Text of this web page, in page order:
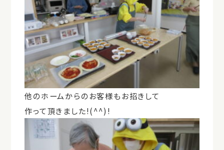
他のホームからのお客様もお招きして
作って頂きました!(^^)!